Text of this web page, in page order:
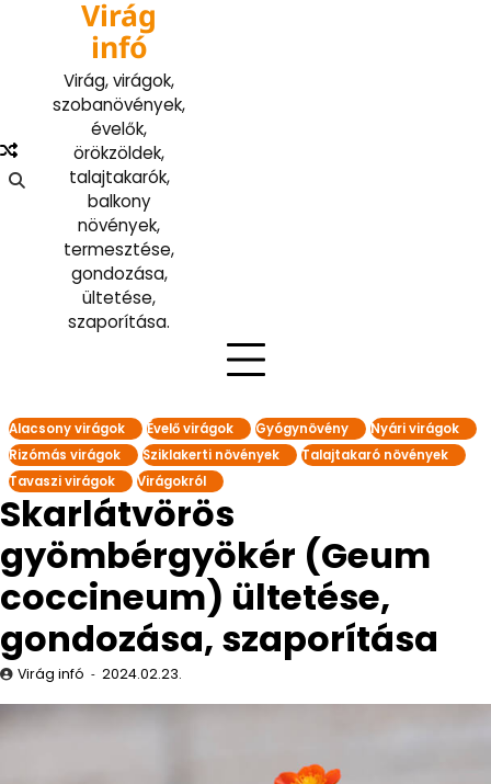
Virág
infó
Virág, virágok,
szobanövények,
évelők,
örökzöldek,
talajtakarók,
balkony
növények,
termesztése,
gondozása,
ültetése,
szaporítása.
Alacsony virágok Évelő virágok Gyógynövény
Nyári virágok
Rizómás virágok
Sziklakerti növények
Talajtakaró növények
Tavaszi virágok
Virágokról
Skarlátvörös
gyömbérgyökér (Geum
coccineum) ültetése,
gondozása, szaporítása
Virág infó 2024.02.23.